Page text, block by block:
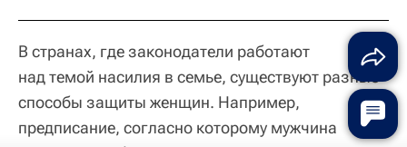
В странах, где законодатели работают
над темой насилия в семье, существуют разные
способы защиты женщин. Например,
предписание, согласно которому мужчина